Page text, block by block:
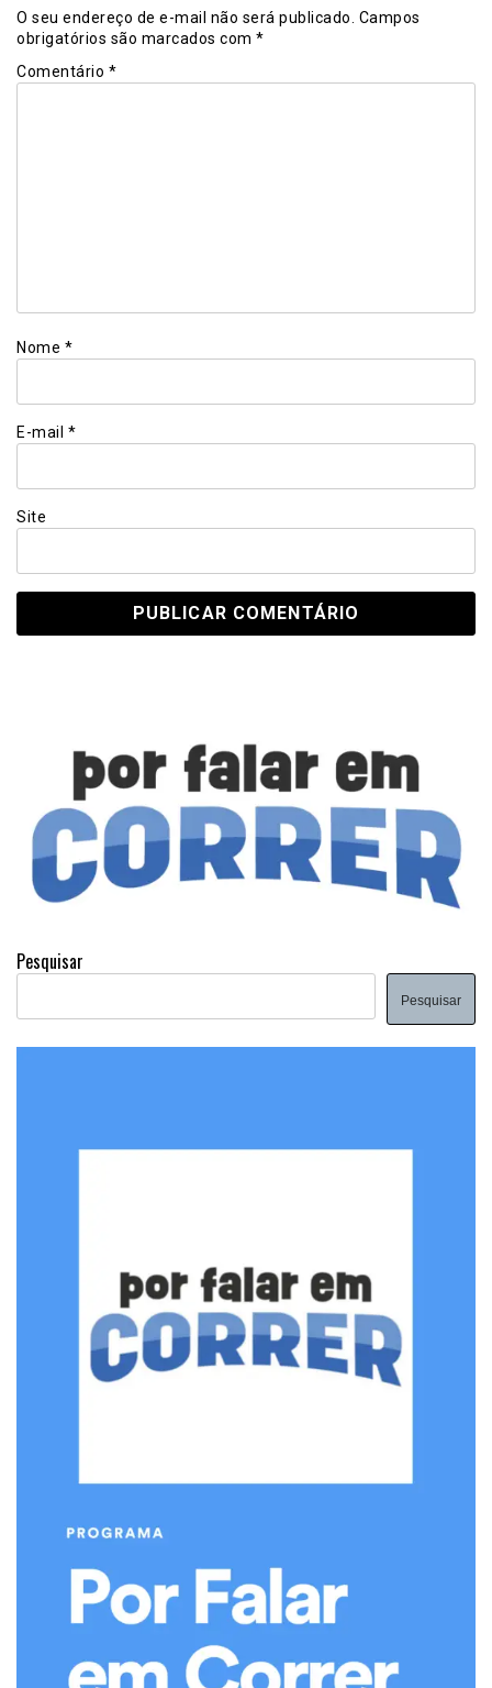
O seu endereço de e-mail não será publicado. Campos
obrigatórios são marcados com *
Comentário *
Nome *
E-mail *
Site
Pesquisar
Pesquisar